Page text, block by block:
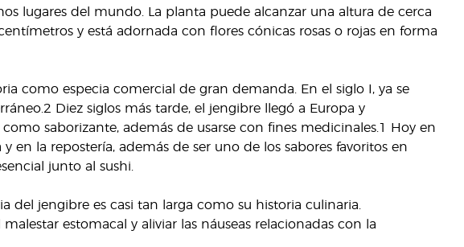
lugares del mundo. La planta puede alcanzar una altura de cerca
y está adornada con flores cónicas rosas o rojas en forma
como especia comercial de gran demanda. En el siglo I, ya se
Diez siglos más tarde, el jengibre llegó a Europa y
saborizante, además de usarse con fines medicinales.1 Hoy en
en la repostería, además de ser uno de los sabores favoritos en
junto al sushi.
del jengibre es casi tan larga como su historia culinaria.
estomacal y aliviar las náuseas relacionadas con la